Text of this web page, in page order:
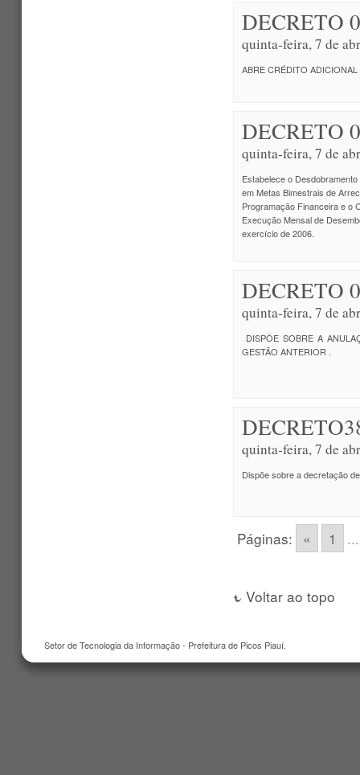
DECRETO
quinta-feira, 7 de
ABRE CRÉDITO
DECRETO
quinta-feira, 7 de
Estabelece o
em Metas Bimestrais de
Programação Financeira e o
Execução Mensal de
exercício de 2006.
DECRETO
quinta-feira, 7 de
DISPÕE SOBRE A
GESTÃO ANTERIOR .
quinta-feira, 7 de
Dispõe sobre a decretação
Páginas: « 1 ...
Voltar ao topo
Setor de Tecnologia da Informação - Prefeitura de Picos Piauí.